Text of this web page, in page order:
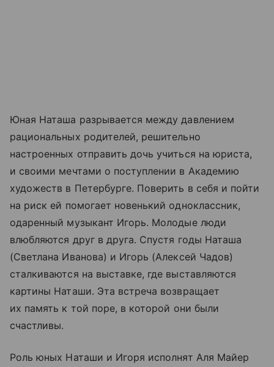
Юная Наташа разрывается между давлением
рациональных родителей, решительно
настроенных отправить дочь учиться на юриста,
и своими мечтами о поступлении в Академию
художеств в Петербурге. Поверить в себя и пойти
на риск ей помогает новенький одноклассник,
одаренный музыкант Игорь. Молодые люди
влюбляются друг в друга. Спустя годы Наташа
(Светлана Иванова) и Игорь (Алексей Чадов)
сталкиваются на выставке, где выставляются
картины Наташи. Эта встреча возвращает
их память к той поре, в которой они были
счастливы.
Роль юных Наташи и Игоря исполнят Аля Майер